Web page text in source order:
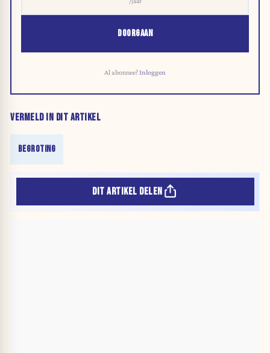
DOORGAAN
Al abonnee?Inloggen
VERMELD IN DIT ARTIKEL
BEGROTING
DIT ARTIKEL DELEN